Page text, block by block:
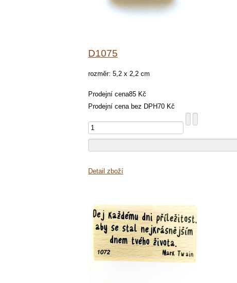
D1075
rozměr: 5,2 x 2,2 cm
Prodejní cena85 Kč
Prodejní cena bez DPH70 Kč
Detail zboží